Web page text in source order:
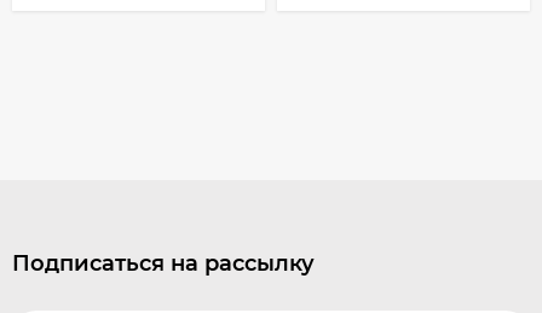
Подписаться на рассылку